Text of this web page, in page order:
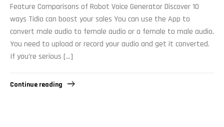
Feature Comparisons of Robot Voice Generator Discover 10
ways Tidio can boost your sales You can use the App to
convert male audio to female audio or a female to male audio.
You need to upload or record your audio and get it converted.
If you’re serious […]
Continue reading